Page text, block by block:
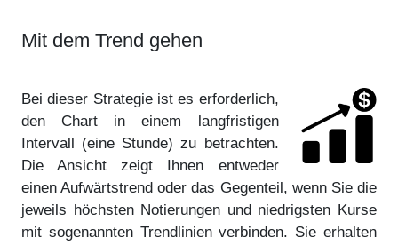
Mit dem Trend gehen
Bei dieser Strategie ist es erforderlich,
den Chart in einem langfristigen
Intervall (eine Stunde) zu betrachten.
Die Ansicht zeigt Ihnen entweder
einen Aufwärtstrend oder das Gegenteil, wenn Sie die
jeweils höchsten Notierungen und niedrigsten Kurse
mit sogenannten Trendlinien verbinden. Sie erhalten